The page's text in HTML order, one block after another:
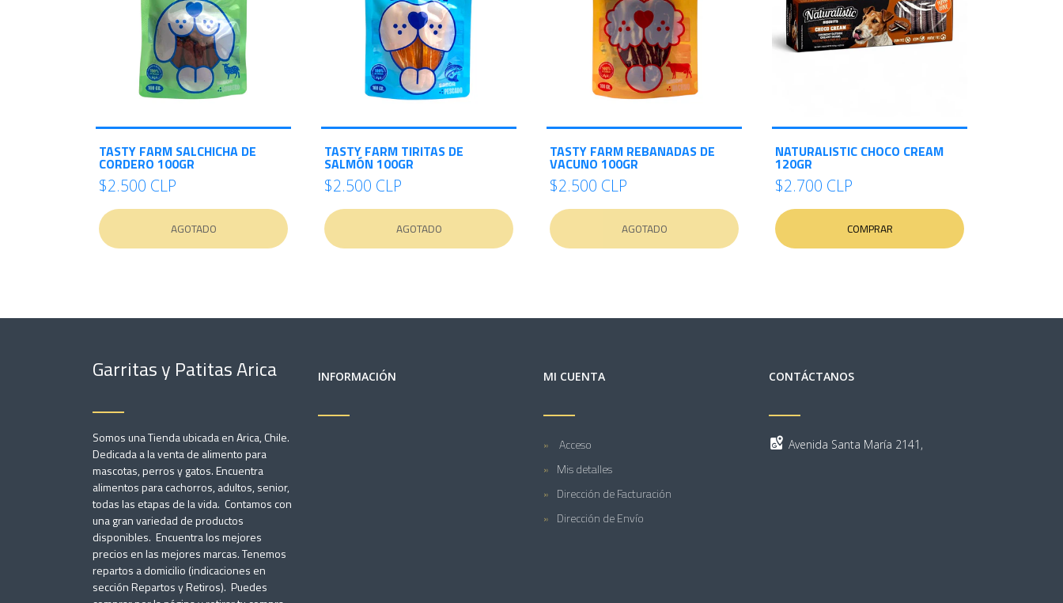
TASTY FARM SALCHICHA DE
CORDERO 100GR
$2.500 CLP
AGOTADO
TASTY FARM TIRITAS DE
SALMÓN 100GR
$2.500 CLP
AGOTADO
TASTY FARM REBANADAS DE
VACUNO 100GR
$2.500 CLP
AGOTADO
NATURALISTIC CHOCO CREAM
120GR
$2.700 CLP
COMPRAR
Garritas y Patitas Arica
Somos una Tienda ubicada en Arica, Chile.
Dedicada a la venta de alimento para
mascotas, perros y gatos. Encuentra
alimentos para cachorros, adultos, senior,
todas las etapas de la vida. Contamos con
una gran variedad de productos
disponibles. Encuentra los mejores
precios en las mejores marcas. Tenemos
repartos a domicilio (indicaciones en
sección Repartos y Retiros). Puedes
INFORMACIÓN MI CUENTA
Acceso
Mis detalles
Dirección de Facturación
Dirección de Envío
CONTÁCTANOS
Avenida Santa María 2141,